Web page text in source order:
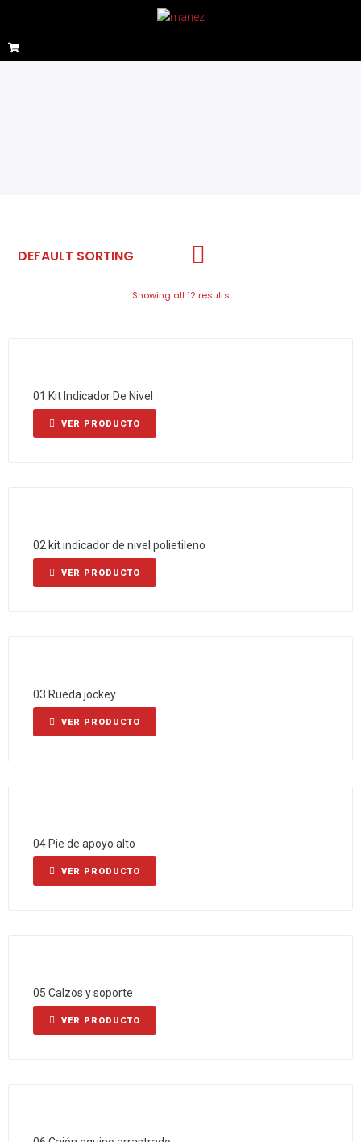
Showing all 12 results
01 Kit Indicador De Nivel
VER PRODUCTO
02 kit indicador de nivel polietileno
VER PRODUCTO
03 Rueda jockey
VER PRODUCTO
04 Pie de apoyo alto
VER PRODUCTO
05 Calzos y soporte
VER PRODUCTO